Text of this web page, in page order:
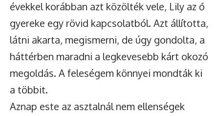
évekkel korábban azt közölték vele, Lily az ő
gyereke egy rövid kapcsolatból. Azt állította,
látni akarta, megismerni, de úgy gondolta, a
háttérben maradni a legkevesebb kárt okozó
megoldás. A feleségem könnyei mondták ki
a többit.
Aznap este az asztalnál nem ellenségek